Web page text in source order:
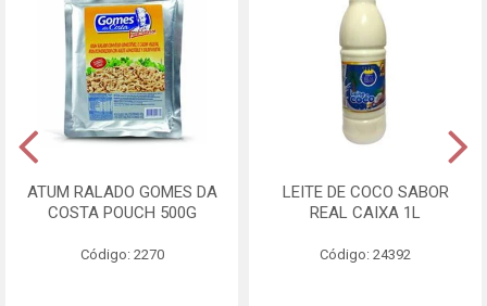
ATUM RALADO GOMES DA
COSTA POUCH 500G
Código: 2270
LEITE DE COCO SABOR
REAL CAIXA 1L
Código: 24392